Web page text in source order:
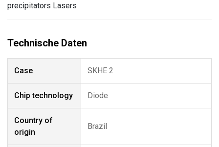
precipitators Lasers
Case SKHE 2
Chip technology Diode
Country of
origin
Brazil